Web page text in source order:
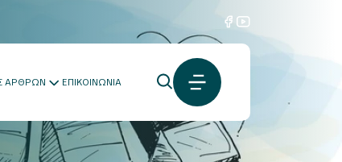
ΑΡΘΡΩΝ ΕΠΙΚΟΙΝΩΝΙΑ